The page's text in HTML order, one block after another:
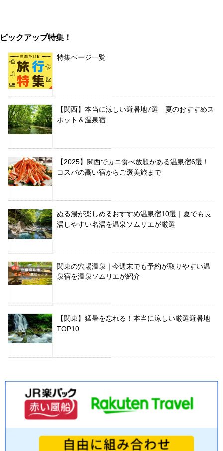
ピックアップ特集！
特集ページ一覧
【関西】本当に涼しい避暑地7選 夏のおすすめス
ポット＆温泉宿
【2025】関西でカニ食べ放題がある温泉宿6選！
コスパの高い宿からご褒美旅まで
ぬる湯が楽しめるおすすめ温泉宿10選｜夏でも長
湯しやすい名湯を温泉ソムリエが厳選
関東の穴場温泉｜今週末でも予約が取りやすい温
泉宿を温泉ソムリエが紹介
【関東】猛暑を忘れる！本当に涼しい厳選避暑地
TOP10